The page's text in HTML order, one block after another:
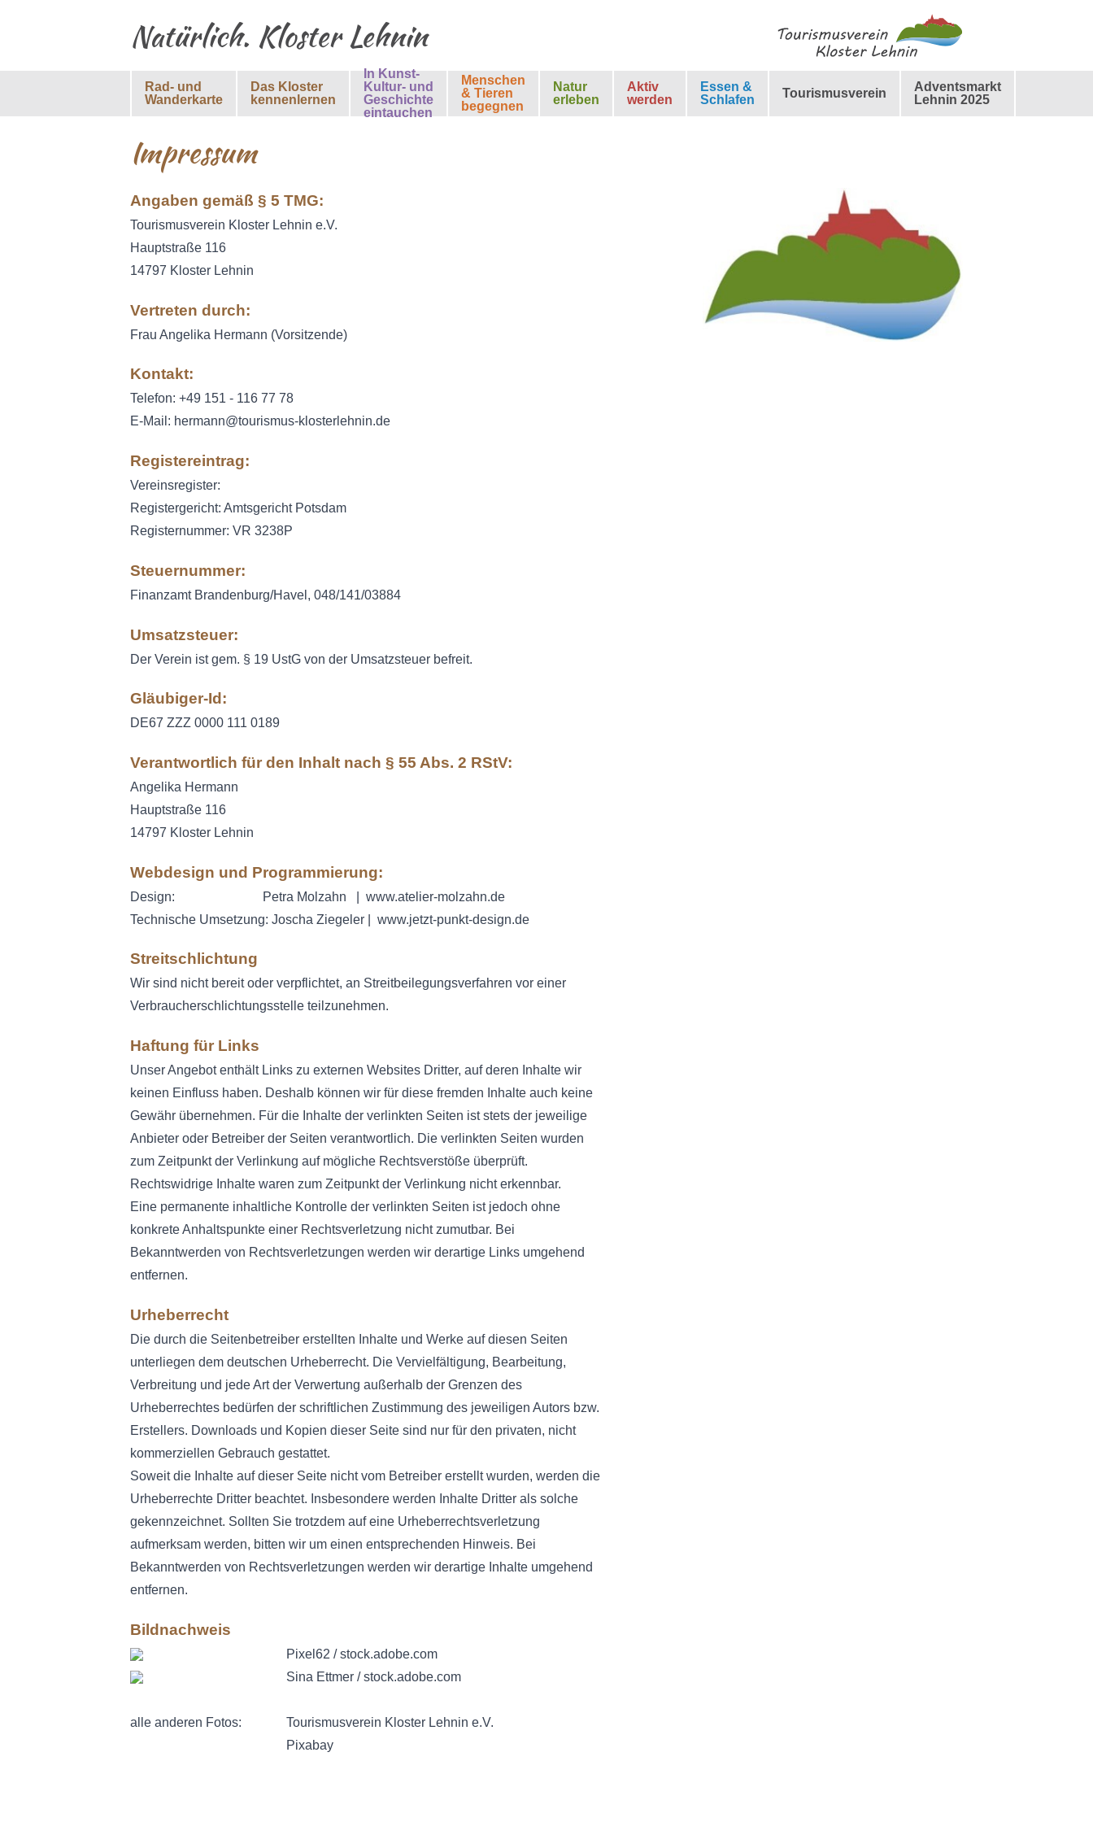
Natürlich. Kloster Lehnin
Rad- und
Wanderkarte
Das Kloster
kennenlernen
In Kunst-
Kultur- und
Geschichte
eintauchen
Menschen
& Tieren
begegnen
Natur
erleben
Aktiv
werden
Essen &
Schlafen
Tourismusverein
Adventsmarkt
Lehnin 2025
Impressum
Angaben gemäß § 5 TMG:
Tourismusverein Kloster Lehnin e.V.
Hauptstraße 116
14797 Kloster Lehnin
Vertreten durch:
Frau Angelika Hermann (Vorsitzende)
Kontakt:
Telefon: +49 151 - 116 77 78
E-Mail: hermann@tourismus-klosterlehnin.de
Registereintrag:
Vereinsregister:
Registergericht: Amtsgericht Potsdam
Registernummer: VR 3238P
Steuernummer:
Finanzamt Brandenburg/Havel, 048/141/03884
Umsatzsteuer:
Der Verein ist gem. § 19 UstG von der Umsatzsteuer befreit.
Gläubiger-Id:
DE67 ZZZ 0000 111 0189
Verantwortlich für den Inhalt nach § 55 Abs. 2 RStV:
Angelika Hermann
Hauptstraße 116
14797 Kloster Lehnin
Webdesign und Programmierung:
Design: Petra Molzahn | www.atelier-molzahn.de
Technische Umsetzung: Joscha Ziegeler | www.jetzt-punkt-design.de
Streitschlichtung
Wir sind nicht bereit oder verpflichtet, an Streitbeilegungsverfahren vor einer
Verbraucherschlichtungsstelle teilzunehmen.
Haftung für Links
Unser Angebot enthält Links zu externen Websites Dritter, auf deren Inhalte wir
keinen Einfluss haben. Deshalb können wir für diese fremden Inhalte auch keine
Gewähr übernehmen. Für die Inhalte der verlinkten Seiten ist stets der jeweilige
Anbieter oder Betreiber der Seiten verantwortlich. Die verlinkten Seiten wurden
zum Zeitpunkt der Verlinkung auf mögliche Rechtsverstöße überprüft.
Rechtswidrige Inhalte waren zum Zeitpunkt der Verlinkung nicht erkennbar.
Eine permanente inhaltliche Kontrolle der verlinkten Seiten ist jedoch ohne
konkrete Anhaltspunkte einer Rechtsverletzung nicht zumutbar. Bei
Bekanntwerden von Rechtsverletzungen werden wir derartige Links umgehend
entfernen.
Urheberrecht
Die durch die Seitenbetreiber erstellten Inhalte und Werke auf diesen Seiten
unterliegen dem deutschen Urheberrecht. Die Vervielfältigung, Bearbeitung,
Verbreitung und jede Art der Verwertung außerhalb der Grenzen des
Urheberrechtes bedürfen der schriftlichen Zustimmung des jeweiligen Autors bzw.
Erstellers. Downloads und Kopien dieser Seite sind nur für den privaten, nicht
kommerziellen Gebrauch gestattet.
Soweit die Inhalte auf dieser Seite nicht vom Betreiber erstellt wurden, werden die
Urheberrechte Dritter beachtet. Insbesondere werden Inhalte Dritter als solche
gekennzeichnet. Sollten Sie trotzdem auf eine Urheberrechtsverletzung
aufmerksam werden, bitten wir um einen entsprechenden Hinweis. Bei
Bekanntwerden von Rechtsverletzungen werden wir derartige Inhalte umgehend
entfernen.
Bildnachweis
Pixel62 / stock.adobe.com
Sina Ettmer / stock.adobe.com
alle anderen Fotos:
Tourismusverein Kloster Lehnin e.V.
Pixabay